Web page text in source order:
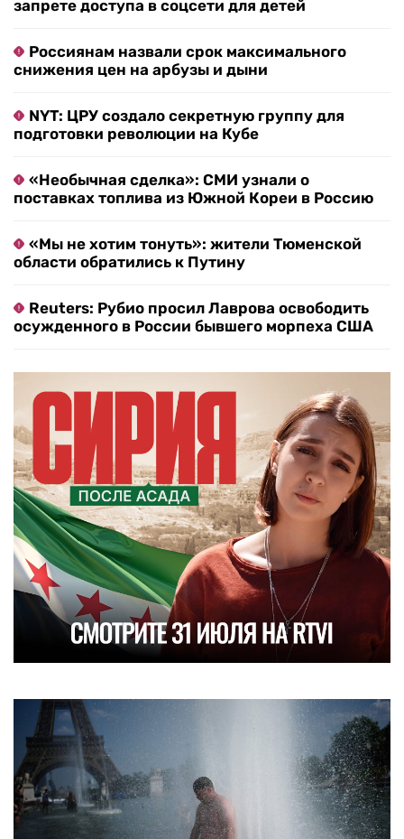
запрете доступа в соцсети для детей
Россиянам назвали срок максимального
снижения цен на арбузы и дыни
NYT: ЦРУ создало секретную группу для
подготовки революции на Кубе
«Необычная сделка»: СМИ узнали о
поставках топлива из Южной Кореи в Россию
«Мы не хотим тонуть»: жители Тюменской
области обратились к Путину
Reuters: Рубио просил Лаврова освободить
осужденного в России бывшего морпеха США